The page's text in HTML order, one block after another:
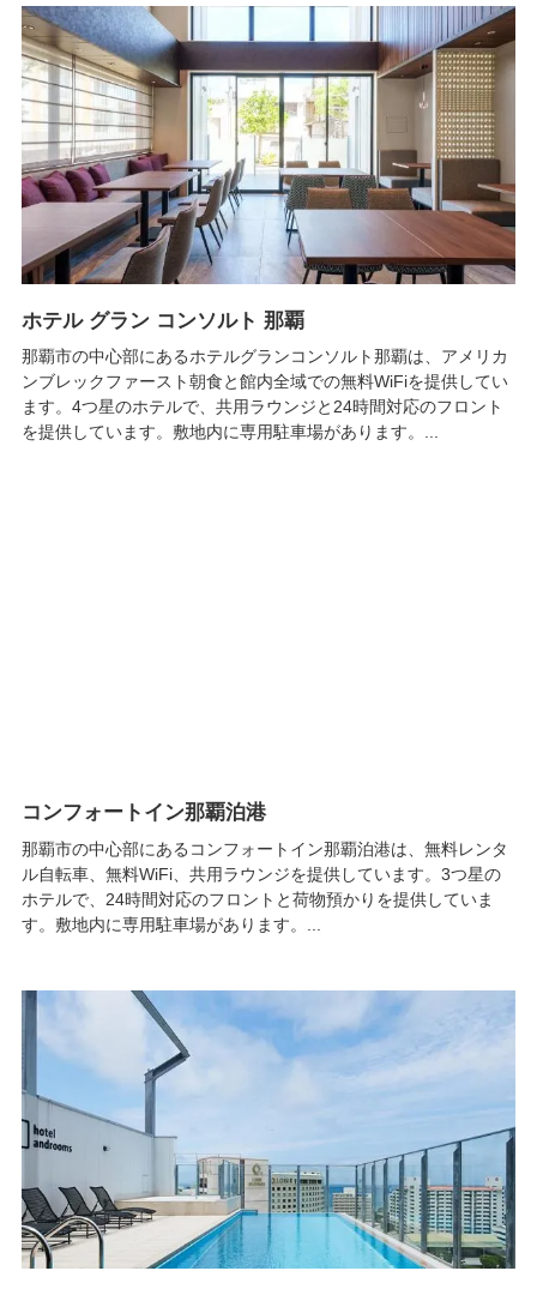
ホテル グラン コンソルト 那覇
那覇市の中心部にあるホテルグランコンソルト那覇は、アメリカ
ンブレックファースト朝食と館内全域での無料WiFiを提供してい
ます。4つ星のホテルで、共用ラウンジと24時間対応のフロント
を提供しています。敷地内に専用駐車場があります。...
コンフォートイン那覇泊港
那覇市の中心部にあるコンフォートイン那覇泊港は、無料レンタ
ル自転車、無料WiFi、共用ラウンジを提供しています。3つ星の
ホテルで、24時間対応のフロントと荷物預かりを提供していま
す。敷地内に専用駐車場があります。...